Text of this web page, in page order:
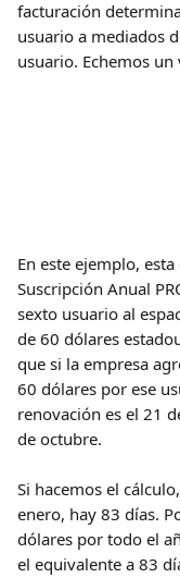
facturación
usuario a mediados
usuario. Echemos
En este ejemplo,
Suscripción Anual
sexto usuario al
de 60 dólares
que si la empresa
60 dólares por ese
renovación es el 21
de octubre.
Si hacemos el
enero, hay 83 días.
dólares por todo el
el equivalente a 83